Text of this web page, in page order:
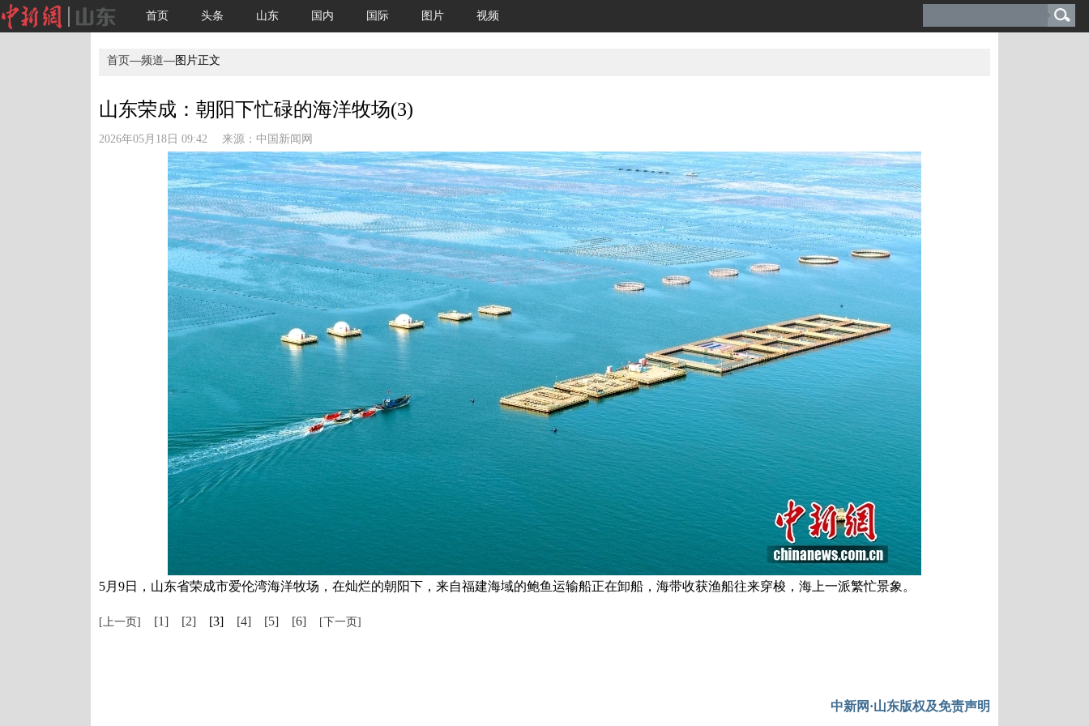
首页 头条 山东 国内 国际 图片 视频
首页—频道—图片正文
山东荣成：朝阳下忙碌的海洋牧场(3)
2026年05月18日 09:42 来源： 中国新闻网
5月9日，山东省荣成市爱伦湾海洋牧场，在灿烂的朝阳下，来自福建海域的鲍鱼运输船正在卸船，海带收获渔船往来穿梭，海上一派繁忙景象。
[上一页] [1] [2] [3] [4] [5] [6] [下一页]
中新网·山东版权及免责声明